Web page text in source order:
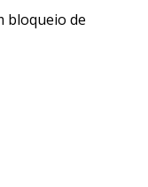
bloqueio de